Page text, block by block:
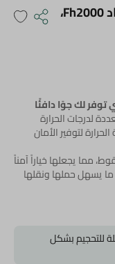
فريش دفاية 5 شمعة ثلاثية الابعاد Fh2000،
لك جوًا دافئًا
لدرجات الحرارة
لتوفير الأمان
مما يجعلها خياراً آمناً
يسهل حملها ونقلها
للتحجيم بشكل